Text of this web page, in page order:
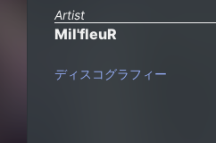
Artist
Mil'fleuR
ディスコグラフィー